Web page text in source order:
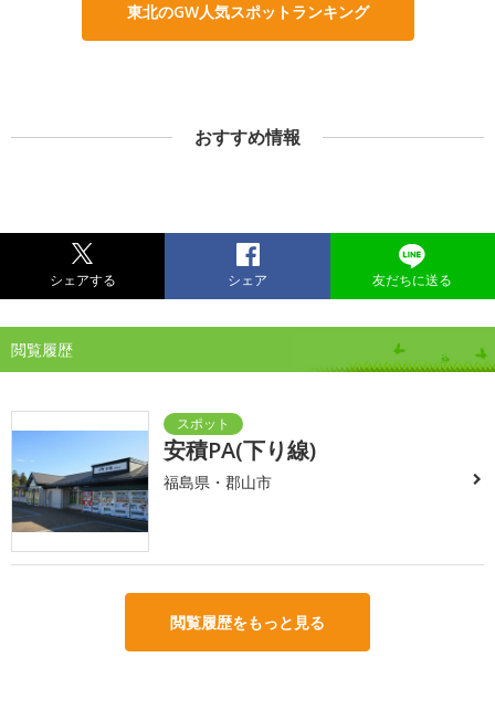
東北のGW人気スポットランキング
おすすめ情報
シェアする シェア 友だちに送る
閲覧履歴
安積PA(下り線)
福島県・郡山市
閲覧履歴をもっと見る